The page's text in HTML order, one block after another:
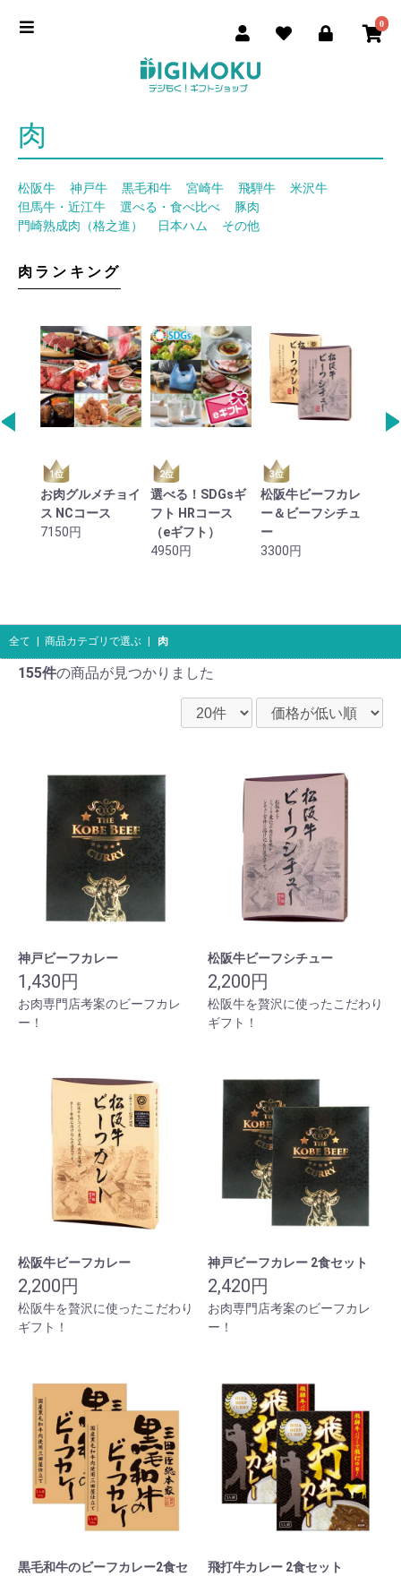
0
肉
松阪牛 神戸牛 黒毛和牛 宮崎牛 飛騨牛
米沢牛
但馬牛・近江牛
選べる・食べ比べ
豚肉
門崎熟成肉（格之進）
日本ハム その他
肉ランキング
1位
お肉グルメチョイ
ス NCコース
7150円
2位
選べる！SDGsギ
フト HRコース
（eギフト）
4950円
3位
松阪牛ビーフカレ
ー＆ビーフシチュ
ー
3300円
全て 商品カテゴリで選ぶ 肉
155件の商品が見つかりました
神戸ビーフカレー
1,430円
お肉専門店考案のビーフカレ
ー！
松阪牛ビーフシチュー
2,200円
松阪牛を贅沢に使ったこだわり
ギフト！
松阪牛ビーフカレー
2,200円
松阪牛を贅沢に使ったこだわり
ギフト！
神戸ビーフカレー 2食セット
2,420円
お肉専門店考案のビーフカレ
ー！
黒毛和牛のビーフカレー2食セ
飛打牛カレー 2食セット